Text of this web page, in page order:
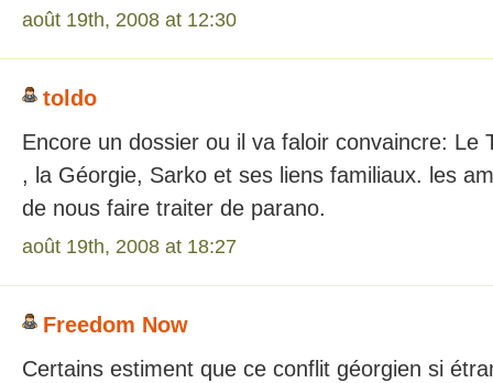
août 19th, 2008 at 12:30
toldo
Encore un dossier ou il va faloir convaincre: Le
, la Géorgie, Sarko et ses liens familiaux. les
de nous faire traiter de parano.
août 19th, 2008 at 18:27
Freedom Now
Certains estiment que ce conflit géorgien si